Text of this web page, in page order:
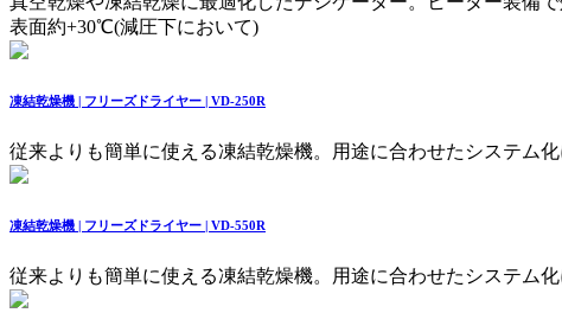
表面約+30℃(減圧下において)
凍結乾燥機 | フリーズドライヤー | VD-250R
従来よりも簡単に使える凍結乾燥機。用途に合わせたシステム化
凍結乾燥機 | フリーズドライヤー | VD-550R
従来よりも簡単に使える凍結乾燥機。用途に合わせたシステム化